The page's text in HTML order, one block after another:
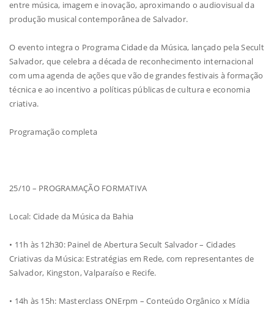
entre música, imagem e inovação, aproximando o audiovisual da
produção musical contemporânea de Salvador.
O evento integra o Programa Cidade da Música, lançado pela Secult
Salvador, que celebra a década de reconhecimento internacional
com uma agenda de ações que vão de grandes festivais à formação
técnica e ao incentivo a políticas públicas de cultura e economia
criativa.
Programação completa
25/10 – PROGRAMAÇÃO FORMATIVA
Local: Cidade da Música da Bahia
• 11h às 12h30: Painel de Abertura Secult Salvador – Cidades
Criativas da Música: Estratégias em Rede, com representantes de
Salvador, Kingston, Valparaíso e Recife.
• 14h às 15h: Masterclass ONErpm – Conteúdo Orgânico x Mídia